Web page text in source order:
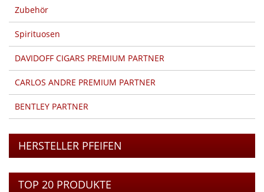
Zubehör
Spirituosen
DAVIDOFF CIGARS PREMIUM PARTNER
CARLOS ANDRE PREMIUM PARTNER
BENTLEY PARTNER
HERSTELLER PFEIFEN
TOP 20 PRODUKTE